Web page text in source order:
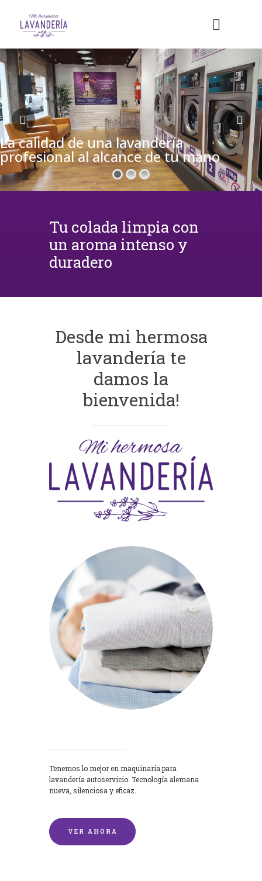
La calidad de una lavandería
profesional al alcance de tu mano
Tu colada limpia con
un aroma intenso y
duradero
Desde mi hermosa
lavandería te
damos la
bienvenida!
Tenemos lo mejor en maquinaria para
lavandería autoservicio. Tecnología alemana
nueva, silenciosa y eficaz.
VER AHORA